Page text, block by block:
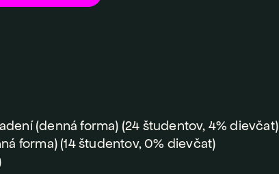
(denná forma) (24 študentov, 4% dievčat)
forma) (14 študentov, 0% dievčat)